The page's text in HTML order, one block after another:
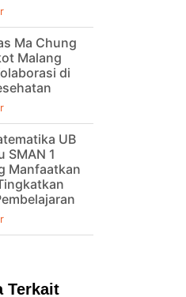
Ma Chung
Malang
di
UB
SMAN 1
Manfaatkan
Terkait